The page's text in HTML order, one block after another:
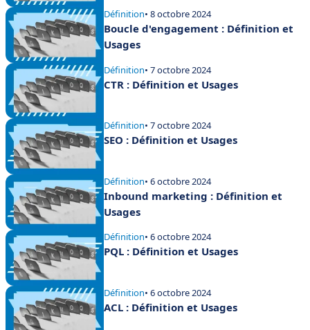
Définition• 8 octobre 2024
Boucle d'engagement : Définition et
Usages
Définition• 7 octobre 2024
CTR : Définition et Usages
Définition• 7 octobre 2024
SEO : Définition et Usages
Définition• 6 octobre 2024
Inbound marketing : Définition et
Usages
Définition• 6 octobre 2024
PQL : Définition et Usages
Définition• 6 octobre 2024
ACL : Définition et Usages